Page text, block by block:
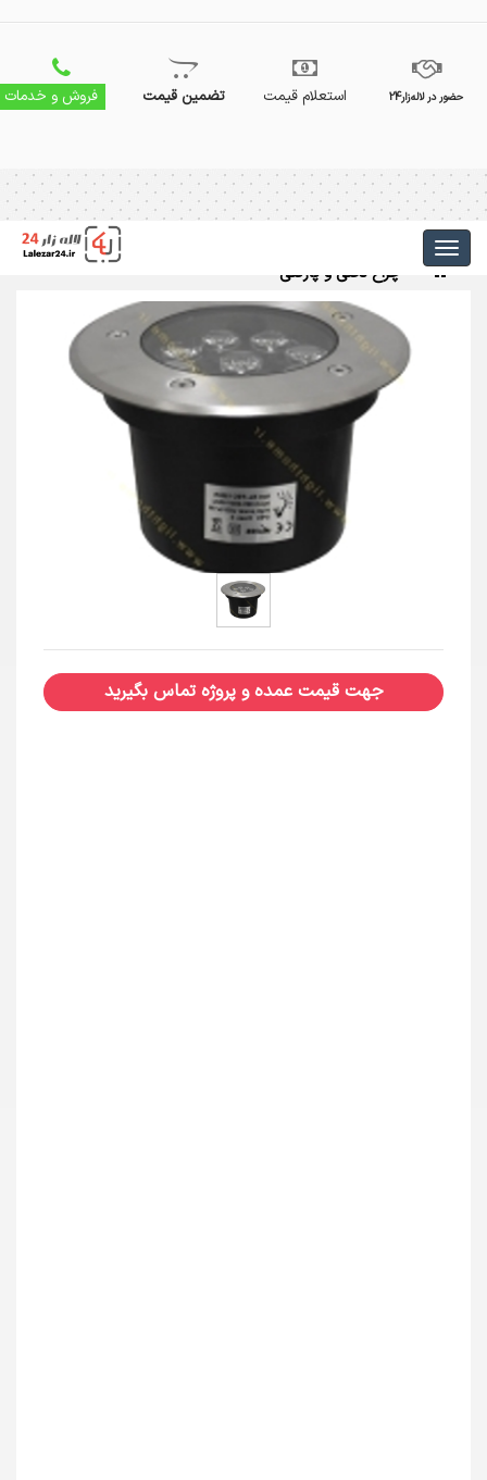
حضور در لاله‌زار24 استعلام قیمت تضمین قیمت فروش و خدمات
چراغ دفنی و پارکتی
جهت قیمت عمده و پروژه تماس بگیرید